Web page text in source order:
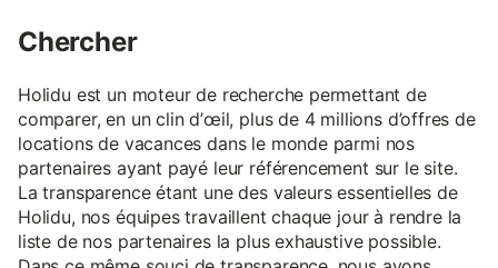
Chercher
Holidu est un moteur de recherche permettant de
comparer, en un clin d’œil, plus de 4 millions d’offres de
locations de vacances dans le monde parmi nos
partenaires ayant payé leur référencement sur le site.
La transparence étant une des valeurs essentielles de
Holidu, nos équipes travaillent chaque jour à rendre la
liste de nos partenaires la plus exhaustive possible.